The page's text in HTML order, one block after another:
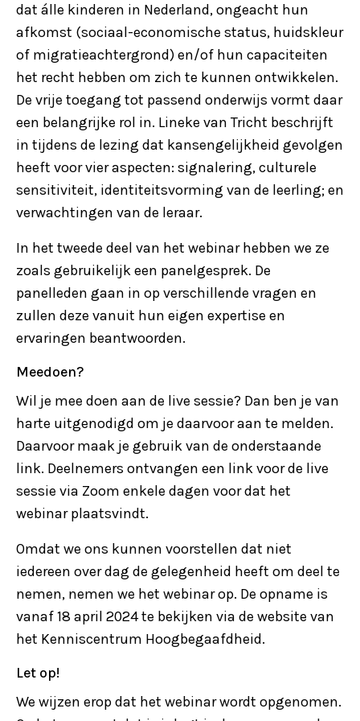
dat álle kinderen in Nederland, ongeacht hun
afkomst (sociaal-economische status, huidskleur
of migratieachtergrond) en/of hun capaciteiten
het recht hebben om zich te kunnen ontwikkelen.
De vrije toegang tot passend onderwijs vormt daar
een belangrijke rol in. Lineke van Tricht beschrijft
in tijdens de lezing dat kansengelijkheid gevolgen
heeft voor vier aspecten: signalering, culturele
sensitiviteit, identiteitsvorming van de leerling; en
verwachtingen van de leraar.
In het tweede deel van het webinar hebben we ze
zoals gebruikelijk een panelgesprek. De
panelleden gaan in op verschillende vragen en
zullen deze vanuit hun eigen expertise en
ervaringen beantwoorden.
Meedoen?
Wil je mee doen aan de live sessie? Dan ben je van
harte uitgenodigd om je daarvoor aan te melden.
Daarvoor maak je gebruik van de onderstaande
link. Deelnemers ontvangen een link voor de live
sessie via Zoom enkele dagen voor dat het
webinar plaatsvindt.
Omdat we ons kunnen voorstellen dat niet
iedereen over dag de gelegenheid heeft om deel te
nemen, nemen we het webinar op. De opname is
vanaf 18 april 2024 te bekijken via de website van
het Kenniscentrum Hoogbegaafdheid.
Let op!
We wijzen erop dat het webinar wordt opgenomen.